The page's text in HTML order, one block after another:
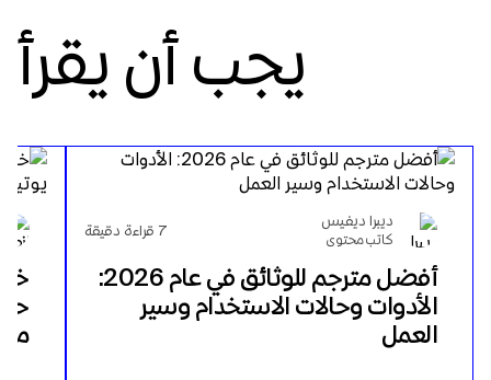
يجب أن يقرأ
ديبرا ديفيس
كاتب محتوى
7 قراءة دقيقة
أفضل مترجم للوثائق في عام 2026:
الأدوات وحالات الاستخدام وسير
العمل